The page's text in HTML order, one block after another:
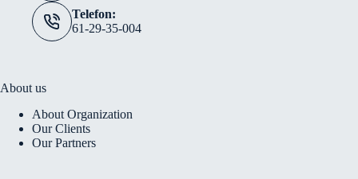
Telefon:
61-29-35-004
About us
About Organization
Our Clients
Our Partners